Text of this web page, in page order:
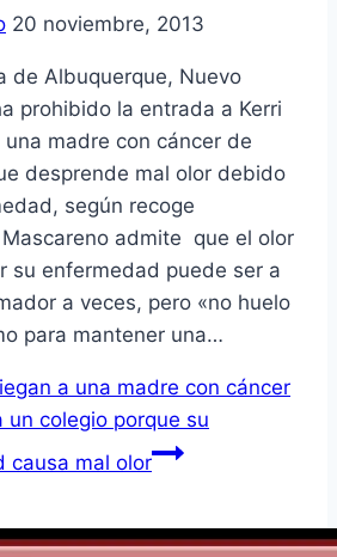
20 noviembre, 2013
de Albuquerque, Nuevo
prohibido la entrada a Kerri
una madre con cáncer de
desprende mal olor debido
según recoge
admite que el olor
su enfermedad puede ser a
a veces, pero «no huelo
para mantener una…
a una madre con cáncer
un colegio porque su
causa mal olor